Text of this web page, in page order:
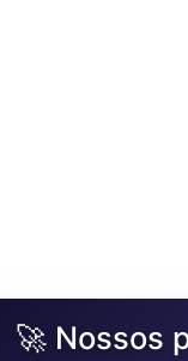
🚀 Nossos